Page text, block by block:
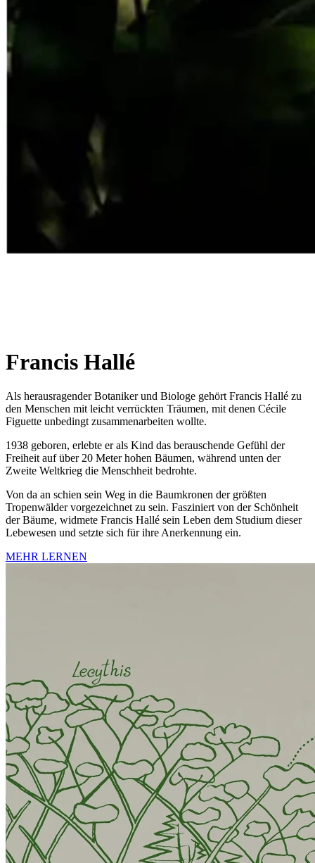
Francis Hallé
Als herausragender Botaniker und Biologe gehört Francis Hallé zu
den Menschen mit leicht verrückten Träumen, mit denen Cécile
Figuette unbedingt zusammenarbeiten wollte.
1938 geboren, erlebte er als Kind das berauschende Gefühl der
Freiheit auf über 20 Meter hohen Bäumen, während unten der
Zweite Weltkrieg die Menschheit bedrohte.
Von da an schien sein Weg in die Baumkronen der größten
Tropenwälder vorgezeichnet zu sein. Fasziniert von der Schönheit
der Bäume, widmete Francis Hallé sein Leben dem Studium dieser
Lebewesen und setzte sich für ihre Anerkennung ein.
MEHR LERNEN